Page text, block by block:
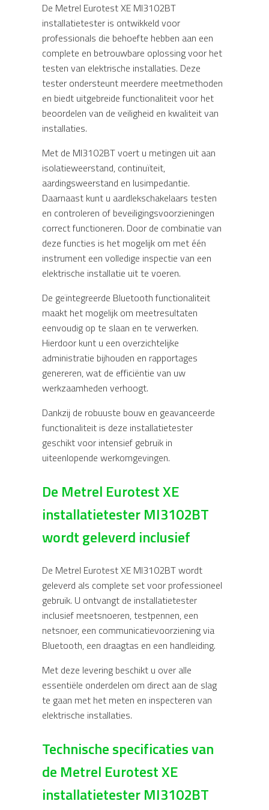
De Metrel Eurotest XE MI3102BT
installatietester is ontwikkeld voor
professionals die behoefte hebben aan een
complete en betrouwbare oplossing voor het
testen van elektrische installaties. Deze
tester ondersteunt meerdere meetmethoden
en biedt uitgebreide functionaliteit voor het
beoordelen van de veiligheid en kwaliteit van
installaties.
Met de MI3102BT voert u metingen uit aan
isolatieweerstand, continuïteit,
aardingsweerstand en lusimpedantie.
Daarnaast kunt u aardlekschakelaars testen
en controleren of beveiligingsvoorzieningen
correct functioneren. Door de combinatie van
deze functies is het mogelijk om met één
instrument een volledige inspectie van een
elektrische installatie uit te voeren.
De geïntegreerde Bluetooth functionaliteit
maakt het mogelijk om meetresultaten
eenvoudig op te slaan en te verwerken.
Hierdoor kunt u een overzichtelijke
administratie bijhouden en rapportages
genereren, wat de efficiëntie van uw
werkzaamheden verhoogt.
Dankzij de robuuste bouw en geavanceerde
functionaliteit is deze installatietester
geschikt voor intensief gebruik in
uiteenlopende werkomgevingen.
De Metrel Eurotest XE
installatietester MI3102BT
wordt geleverd inclusief
De Metrel Eurotest XE MI3102BT wordt
geleverd als complete set voor professioneel
gebruik. U ontvangt de installatietester
inclusief meetsnoeren, testpennen, een
netsnoer, een communicatievoorziening via
Bluetooth, een draagtas en een handleiding.
Met deze levering beschikt u over alle
essentiële onderdelen om direct aan de slag
te gaan met het meten en inspecteren van
elektrische installaties.
Technische specificaties van
de Metrel Eurotest XE
installatietester MI3102BT